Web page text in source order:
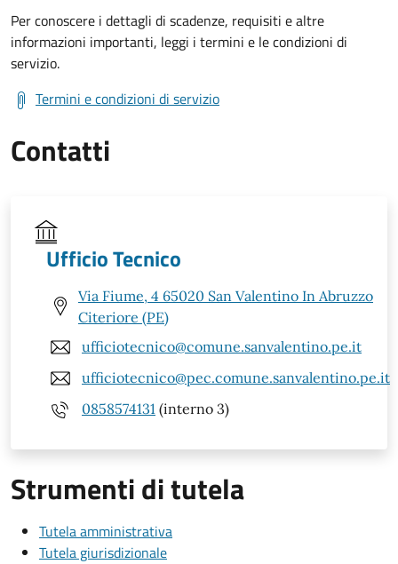
Per conoscere i dettagli di scadenze, requisiti e altre
informazioni importanti, leggi i termini e le condizioni di
servizio.
Termini e condizioni di servizio
Contatti
Ufficio Tecnico
Via Fiume, 4 65020 San Valentino In Abruzzo
Citeriore (PE)
ufficiotecnico@comune.sanvalentino.pe.it
ufficiotecnico@pec.comune.sanvalentino.pe.it
0858574131 (interno 3)
Strumenti di tutela
Tutela amministrativa
Tutela giurisdizionale